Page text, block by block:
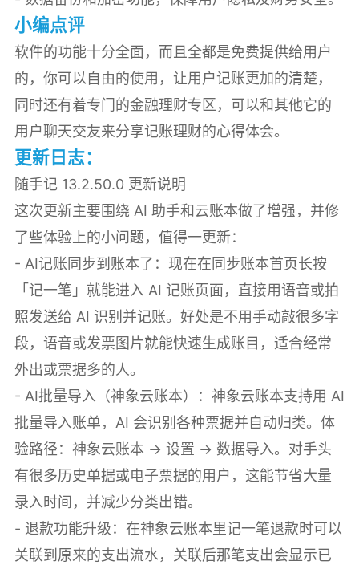
小编点评
软件的功能十分全面，而且全都是免费提供给用户
的，你可以自由的使用，让用户记账更加的清楚，
同时还有着专门的金融理财专区，可以和其他它的
用户聊天交友来分享记账理财的心得体会。
更新日志：
随手记 13.2.50.0 更新说明
这次更新主要围绕 AI 助手和云账本做了增强，并修
了些体验上的小问题，值得一更新：
- AI记账同步到账本了：现在在同步账本首页长按
「记一笔」就能进入 AI 记账页面，直接用语音或拍
照发送给 AI 识别并记账。好处是不用手动敲很多字
段，语音或发票图片就能快速生成账目，适合经常
外出或票据多的人。
- AI批量导入（神象云账本）：神象云账本支持用 AI
批量导入账单，AI 会识别各种票据并自动归类。体
验路径：神象云账本 → 设置 → 数据导入。对手头
有很多历史单据或电子票据的用户，这能节省大量
录入时间，并减少分类出错。
- 退款功能升级：在神象云账本里记一笔退款时可以
关联到原来的支出流水，关联后那笔支出会显示已